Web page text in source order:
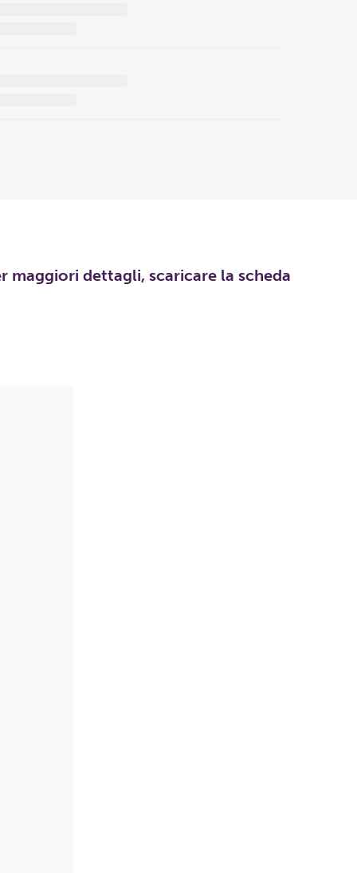
maggiori dettagli, scaricare la scheda